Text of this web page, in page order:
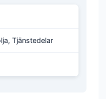
Tjänstedelar